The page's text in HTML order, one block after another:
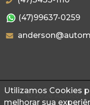
Utilizamos Cookies
melhorar sua
(47)99637-0259
© 2026 Autoconf.